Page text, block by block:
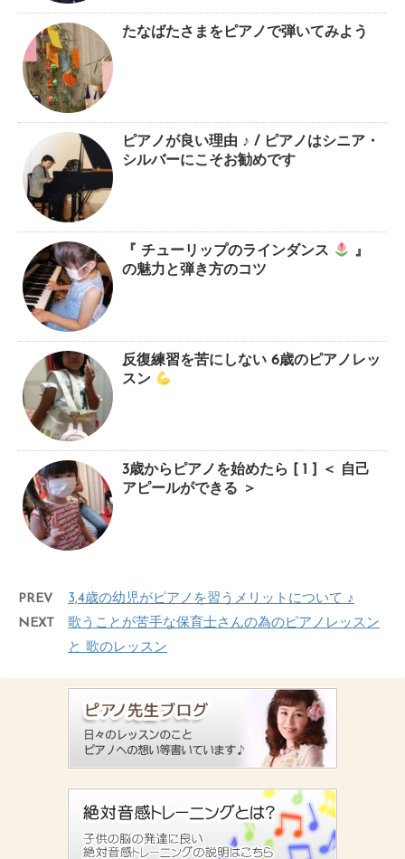
たなばたさまをピアノで弾いてみよう
ピアノが良い理由 ♪ / ピアノはシニア・
シルバーにこそお勧めです
『 チューリップのラインダンス
』
の魅力と弾き方のコツ
反復練習を苦にしない 6歳のピアノレッ
スン
3歳からピアノを始めたら [ 1 ] ＜ 自己
アピールができる ＞
PREV
3,4歳の幼児がピアノを習うメリットについて ♪
NEXT
歌うことが苦手な保育士さんの為のピアノレッスン
と 歌のレッスン